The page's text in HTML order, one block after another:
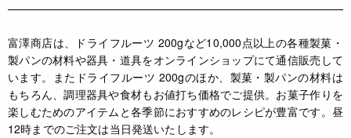
富澤商店は、ドライフルーツ 200gなど10,000点以上の各種製菓・
製パンの材料や器具・道具をオンラインショップにて通信販売して
います。またドライフルーツ 200gのほか、製菓・製パンの材料は
もちろん、調理器具や食材もお値打ち価格でご提供。お菓子作りを
楽しむためのアイテムと各季節におすすめのレシピが豊富です。昼
12時までのご注文は当日発送いたします。